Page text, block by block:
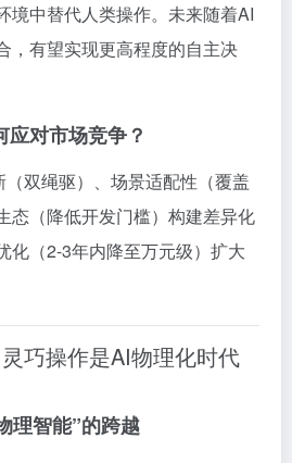
境中替代人类操作。未来随着AI
，有望实现更高程度的自主决
对市场竞争？
双绳驱）、场景适配性（覆盖
态（降低开发门槛）构建差异化
化（2-3年内降至万元级）扩大
巧操作是AI物理化时代
理智能”的跨越